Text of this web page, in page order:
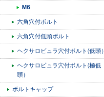
M6
六角穴付ボルト
六角穴付低頭ボルト
ヘクサロビュラ穴付ボルト(低頭）
ヘクサロビュラ穴付ボルト(極低
頭）
ボルトキャップ